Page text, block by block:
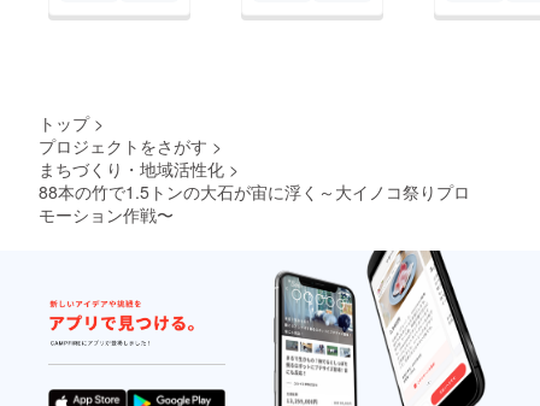
トップ >
プロジェクトをさがす >
まちづくり・地域活性化 >
88本の竹で1.5トンの大石が宙に浮く～大イノコ祭りプロ
モーション作戦〜